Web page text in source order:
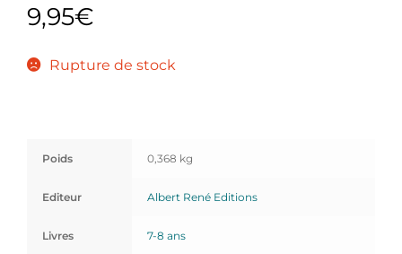
9,95€
Rupture de stock
Poids 0,368 kg
Editeur Albert René Editions
Livres 7-8 ans